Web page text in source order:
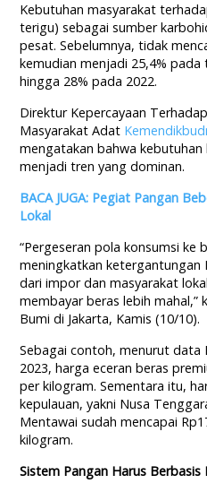
Kebutuhan masyarakat
terigu) sebagai sumber
pesat. Sebelumnya, tidak
kemudian menjadi 25,4%
hingga 28% pada 2022.
Direktur Kepercayaan
Masyarakat Adat
mengatakan bahwa
menjadi tren yang dominan.
BACA JUGA: Pegiat Pangan
Lokal
“Pergeseran pola konsumsi ke
meningkatkan ketergantungan
dari impor dan masyarakat
membayar beras lebih mahal,”
Bumi di Jakarta, Kamis (10/10).
Sebagai contoh, menurut data
2023, harga eceran beras
per kilogram. Sementara itu,
kepulauan, yakni Nusa
Mentawai sudah mencapai
kilogram.
Sistem Pangan Harus Berbasis